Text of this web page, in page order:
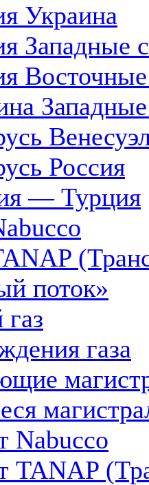
Украина
Западные
Россия
— Турция
поток»
газа
Nabucco
TANAP